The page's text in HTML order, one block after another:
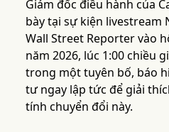
Giám đốc điều hành của
bày tại sự kiện livestream
Wall Street Reporter vào
năm 2026, lúc 1:00 chiều
trong một tuyên bố, báo
tư ngay lập tức để giải
tính chuyển đổi này.